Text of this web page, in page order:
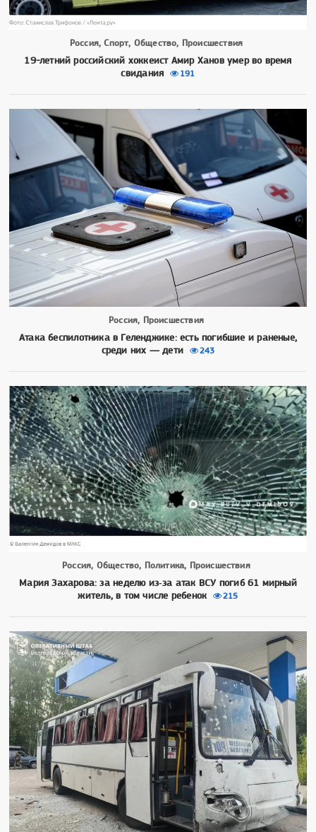
Россия, Спорт, Общество, Происшествия
19-летний российский хоккеист Амир Ханов умер во время
свидания
191
Россия, Происшествия
Атака беспилотника в Геленджике: есть погибшие и раненые,
среди них — дети
243
Россия, Общество, Политика, Происшествия
Мария Захарова: за неделю из‑за атак ВСУ погиб 61 мирный
житель, в том числе ребенок
215